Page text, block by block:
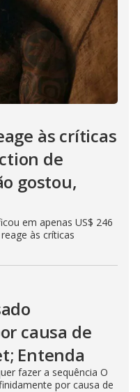
às críticas
de
gostou,
em apenas US$ 246
às críticas
causa de
Entenda
fazer a sequência O
por causa de